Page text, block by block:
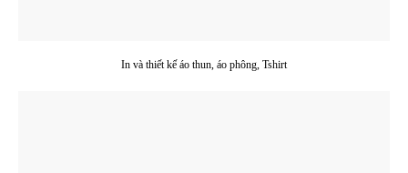
In và thiết kế áo thun, áo phông, Tshirt